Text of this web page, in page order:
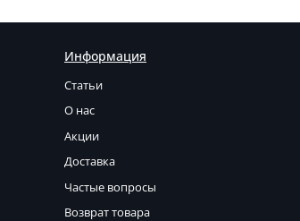
Информация
Статьи
О нас
Акции
Доставка
Частые вопросы
Возврат товара